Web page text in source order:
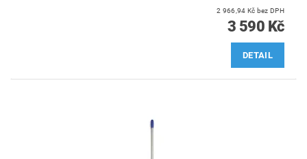
2 966,94 Kč bez DPH
3 590 Kč
DETAIL